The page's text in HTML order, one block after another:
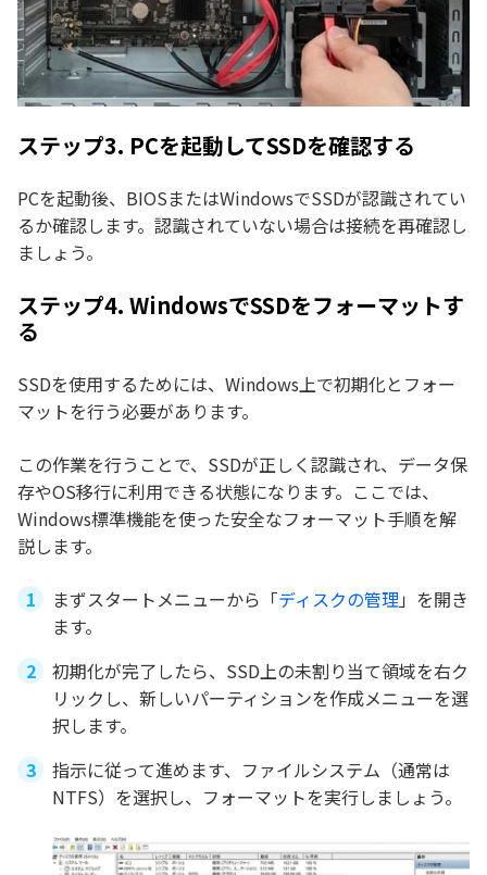
ステップ3. PCを起動してSSDを確認する
PCを起動後、BIOSまたはWindowsでSSDが認識されてい
るか確認します。認識されていない場合は接続を再確認し
ましょう。
ステップ4. WindowsでSSDをフォーマットす
る
SSDを使用するためには、Windows上で初期化とフォー
マットを行う必要があります。
この作業を行うことで、SSDが正しく認識され、データ保
存やOS移行に利用できる状態になります。ここでは、
Windows標準機能を使った安全なフォーマット手順を解
説します。
まずスタートメニューから「ディスクの管理 」を開き
ます。
初期化が完了したら、SSD上の未割り当て領域を右ク
リックし、新しいパーティションを作成メニューを選
択します。
指示に従って進めます、ファイルシステム（通常は
NTFS）を選択し、フォーマットを実行しましょう。